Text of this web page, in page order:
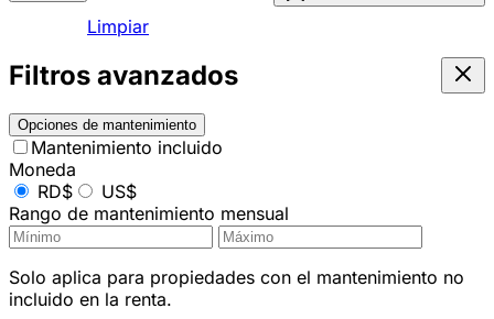
Limpiar
Filtros avanzados
Opciones de mantenimiento
Mantenimiento incluido
Moneda
RD$
US$
Rango de mantenimiento mensual
Solo aplica para propiedades con el mantenimiento no
incluido en la renta.